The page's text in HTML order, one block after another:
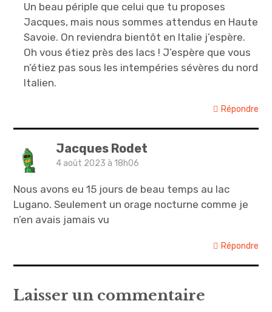
Un beau périple que celui que tu proposes
Jacques, mais nous sommes attendus en Haute
Savoie. On reviendra bientôt en Italie j’espère.
Oh vous étiez près des lacs ! J’espère que vous
n’étiez pas sous les intempéries sévères du nord
Italien.
Répondre
Jacques Rodet
4 août 2023 à 18h06
Nous avons eu 15 jours de beau temps au lac
Lugano. Seulement un orage nocturne comme je
n’en avais jamais vu
Répondre
Laisser un commentaire